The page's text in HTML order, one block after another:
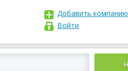
Добавить компанию
Войти